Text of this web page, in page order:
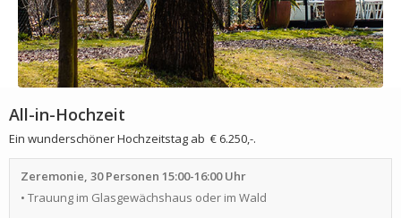
All-in-Hochzeit
Ein wunderschöner Hochzeitstag ab € 6.250,-.
Zeremonie, 30 Personen 15:00-16:00 Uhr
• Trauung im Glasgewächshaus oder im Wald